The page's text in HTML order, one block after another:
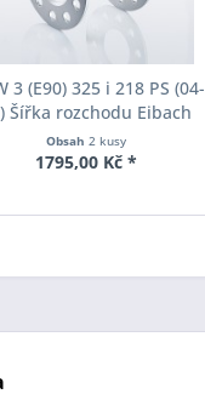
3 (E90) 325 i 218 PS (04-
Šířka rozchodu Eibach
Spacer S90-1-05-017
System1 Tloušťka 5mm
Obsah 2 kusy
1795,00 Kč *